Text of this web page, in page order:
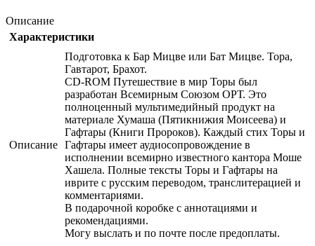
Описание
Характеристики
Описание
Подготовка к Бар Мицве или Бат Мицве. Тора,
Гавтарот, Брахот.
CD-ROM Путешествие в мир Торы был
разработан Всемирным Союзом ОРТ. Это
полноценный мультимедийный продукт на
материале Хумаша (Пятикнижия Моисеева) и
Гафтары (Книги Пророков). Каждый стих Торы и
Гафтары имеет аудиосопровождение в
исполнении всемирно известного кантора Моше
Хашела. Полные тексты Торы и Гафтары на
иврите с русским переводом, транслитерацией и
комментариями.
В подарочной коробке с аннотациями и
рекомендациями.
Могу выслать и по почте после предоплаты.